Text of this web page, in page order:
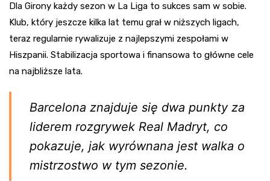
Dla Girony każdy sezon w La Liga to sukces sam w sobie.
Klub, który jeszcze kilka lat temu grał w niższych ligach,
teraz regularnie rywalizuje z najlepszymi zespołami w
Hiszpanii. Stabilizacja sportowa i finansowa to główne cele
na najbliższe lata.
Barcelona znajduje się dwa punkty za
liderem rozgrywek Real Madryt, co
pokazuje, jak wyrównana jest walka o
mistrzostwo w tym sezonie.